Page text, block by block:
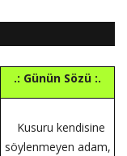
.: Günün Sözü :.
Kusuru kendisine
söylenmeyen adam,